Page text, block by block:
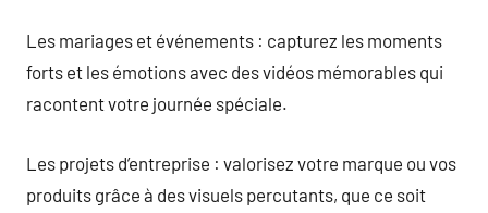
Les mariages et événements : capturez les moments
forts et les émotions avec des vidéos mémorables qui
racontent votre journée spéciale.
Les projets d’entreprise : valorisez votre marque ou vos
produits grâce à des visuels percutants, que ce soit